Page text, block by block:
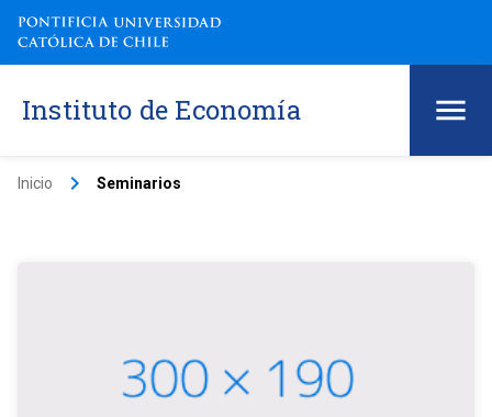
Instituto de Economía
Inicio keyboard_arrow_right Seminarios